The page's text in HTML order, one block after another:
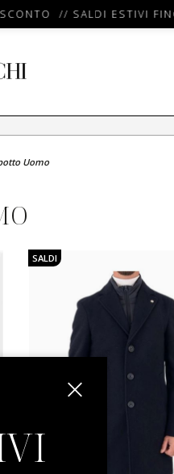
// SALDI ESTIVI
Uomo
SALDI